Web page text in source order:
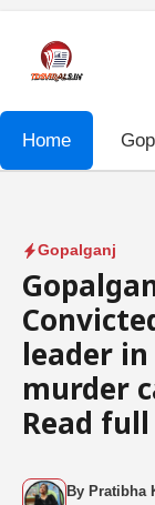
content
Home
Gopalganj
leader
murder
Read
By Pratibha